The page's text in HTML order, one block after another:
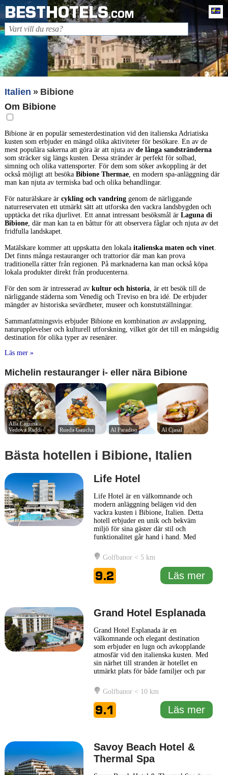
BESTHOTELS.COM
Italien
Bibione
Om Bibione
Bibione är en populär semesterdestination vid den italienska Adriatiska
kusten som erbjuder en mängd olika aktiviteter för besökare. En av de
mest populära sakerna att göra är att njuta av de långa sandstränderna
som sträcker sig längs kusten. Dessa stränder är perfekt för solbad,
simning och olika vattensporter. För dem som söker avkoppling är det
också möjligt att besöka Bibione Thermae, en modern spa-anläggning där
man kan njuta av termiska bad och olika behandlingar.
För naturälskare är cykling och vandringgenom de närliggande
naturreservaten ett utmärkt sätt att utforska den vackra landsbygden och
upptäcka det rika djurlivet. Ett annat intressant besöksmål är Laguna di
Bibione, där man kan ta en båttur för att observera fåglar och njuta av det
fridfulla landskapet.
Matälskare kommer att uppskatta den lokala italienska maten och vinet.
Det finns många restauranger och trattorior där man kan prova
traditionella rätter från regionen. På marknaderna kan man också köpa
lokala produkter direkt från producenterna.
För den som är intresserad av kultur och historia, är ett besök till de
närliggande städerna som Venedig och Treviso en bra idé. De erbjuder
mängder av historiska sevärdheter, museer och konstutställningar.
Sammanfattningsvis erbjuder Bibione en kombination av avslappning,
naturupplevelser och kulturell utforskning, vilket gör det till en mångsidig
destination för olika typer av resenärer.
Läs mer »
Michelin restauranger i- eller nära Bibione
Alla Laguna -
Vedova Raddi
Rueda Gaucha Al Paradiso Al Cjasal
Bästa hotellen i Bibione, Italien
Life Hotel
Life Hotel är en välkomnande och
modern anläggning belägen vid den
vackra kusten i Bibione, Italien. Detta
hotell erbjuder en unik och bekväm
miljö för sina gäster där stil och
funktionalitet går hand i hand. Med
attraktioner är Life Hotel en perfekt
utgångspunkt för dem som vill utforska
området eller helt enkelt koppla av vid
havet. Hotellet har en rad bekväma
rum,... Läs mer
Golfbanor < 5 km
9.2 Läs mer
Grand Hotel Esplanada
Grand Hotel Esplanada är en
välkomnande och elegant destination
som erbjuder en lugn och avkopplande
atmosfär vid den italienska kusten. Med
sin närhet till stranden är hotellet en
utmärkt plats för både familjer och par
Gästerna kan njuta av bekväma och
stilfullt inredda rum, där modern
komfort möter klassisk design. Hotellet
erbjuder ett brett utbud av faciliteter,...
Läs mer
Golfbanor < 10 km
9.1 Läs mer
Savoy Beach Hotel &
Thermal Spa